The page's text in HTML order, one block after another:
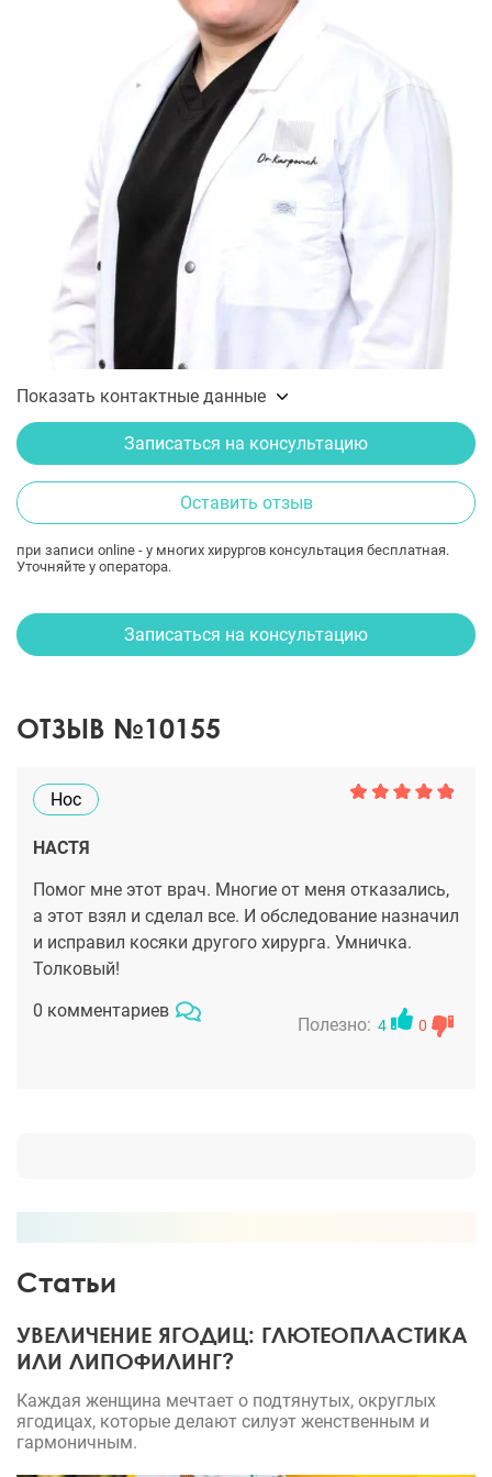
Показать контактные данные
Записаться на консультацию
Оставить отзыв
при записи online - у многих хирургов консультация бесплатная.
Уточняйте у оператора.
Записаться на консультацию
ОТЗЫВ №10155
Нос
НАСТЯ
Помог мне этот врач. Многие от меня отказались,
а этот взял и сделал все. И обследование назначил
и исправил косяки другого хирурга. Умничка.
Толковый!
0 комментариев
Полезно: 4 0
Статьи
УВЕЛИЧЕНИЕ ЯГОДИЦ: ГЛЮТЕОПЛАСТИКА
ИЛИ ЛИПОФИЛИНГ?
Каждая женщина мечтает о подтянутых, округлых
ягодицах, которые делают силуэт женственным и
гармоничным.